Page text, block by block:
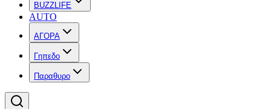
BUZZLIFE
AUTO
ΑΓΟΡΑ
Γηπεδο
Παραθυρο